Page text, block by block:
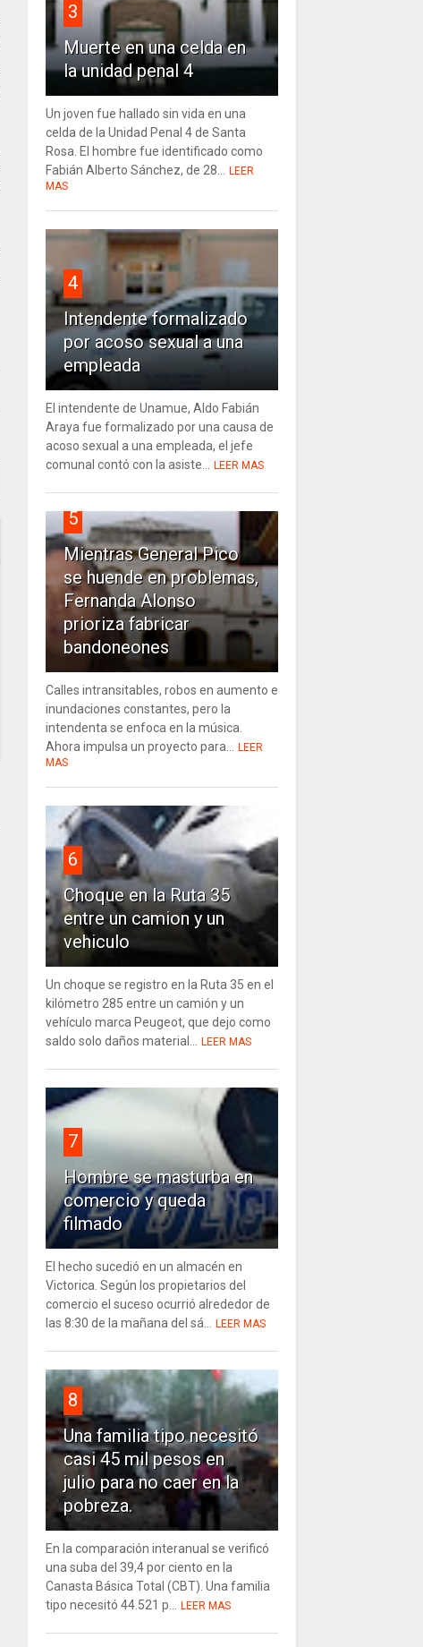
3
Muerte en una celda en
la unidad penal 4
Un joven fue hallado sin vida en una
celda de la Unidad Penal 4 de Santa
Rosa. El hombre fue identificado como
Fabián Alberto Sánchez, de 28... LEER
MAS
4
Intendente formalizado
por acoso sexual a una
empleada
El intendente de Unamue, Aldo Fabián
Araya fue formalizado por una causa de
acoso sexual a una empleada, el jefe
comunal contó con la asiste... LEER MAS
5
Mientras General Pico
se huende en problemas,
Fernanda Alonso
prioriza fabricar
bandoneones
Calles intransitables, robos en aumento e
inundaciones constantes, pero la
intendenta se enfoca en la música.
Ahora impulsa un proyecto para... LEER
MAS
6
Choque en la Ruta 35
entre un camion y un
vehiculo
Un choque se registro en la Ruta 35 en el
kilómetro 285 entre un camión y un
vehículo marca Peugeot, que dejo como
saldo solo daños material... LEER MAS
7
Hombre se masturba en
comercio y queda
filmado
El hecho sucedió en un almacén en
Victorica. Según los propietarios del
comercio el suceso ocurrió alrededor de
las 8:30 de la mañana del sá... LEER MAS
8
Una familia tipo necesitó
casi 45 mil pesos en
julio para no caer en la
pobreza.
En la comparación interanual se verificó
una suba del 39,4 por ciento en la
Canasta Básica Total (CBT). Una familia
tipo necesitó 44.521 p... LEER MAS